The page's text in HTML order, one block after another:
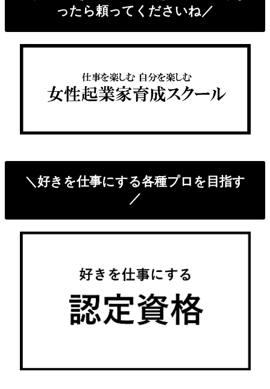
ったら頼ってくださいね／
＼好きを仕事にする各種プロを目指す
／